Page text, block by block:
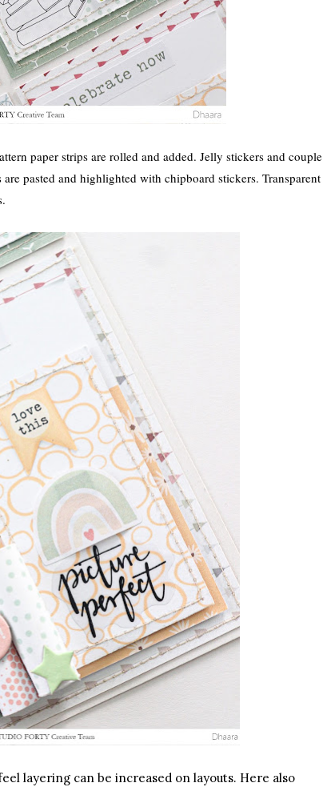
paper strips are rolled and added. Jelly stickers and couple
pasted and highlighted with chipboard stickers. Transparent
layering can be increased on layouts. Here also